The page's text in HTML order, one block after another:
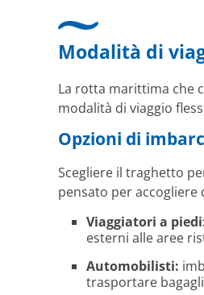
Modalità di
La rotta marittima che
modalità di viaggio
Opzioni di
Scegliere il traghetto
pensato per accogliere
Viaggiatori a
esterni alle aree
Automobilisti:
trasportare